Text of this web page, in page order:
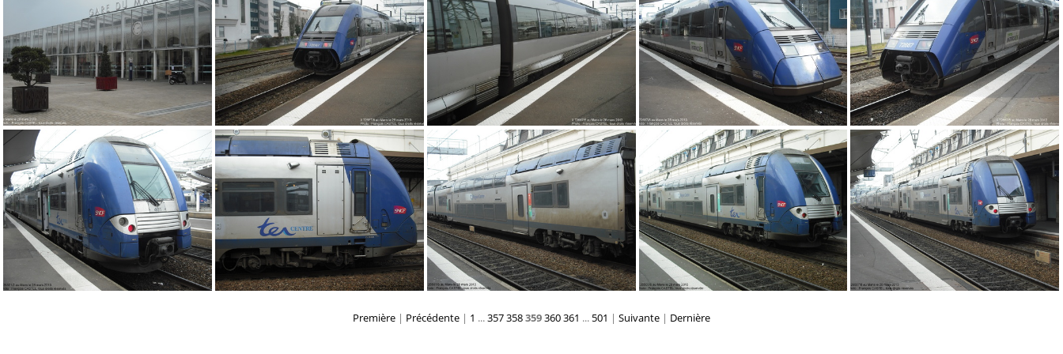
DSCF0614 DSCF0613 DSCF0612 DSCF0586 DSCF0585
DSCF0584 DSCF0611 DSCF0610 DSCF0609 DSCF0608
Première | Précédente | 1 ...357358359360361 ... 501 | Suivante | Dernière